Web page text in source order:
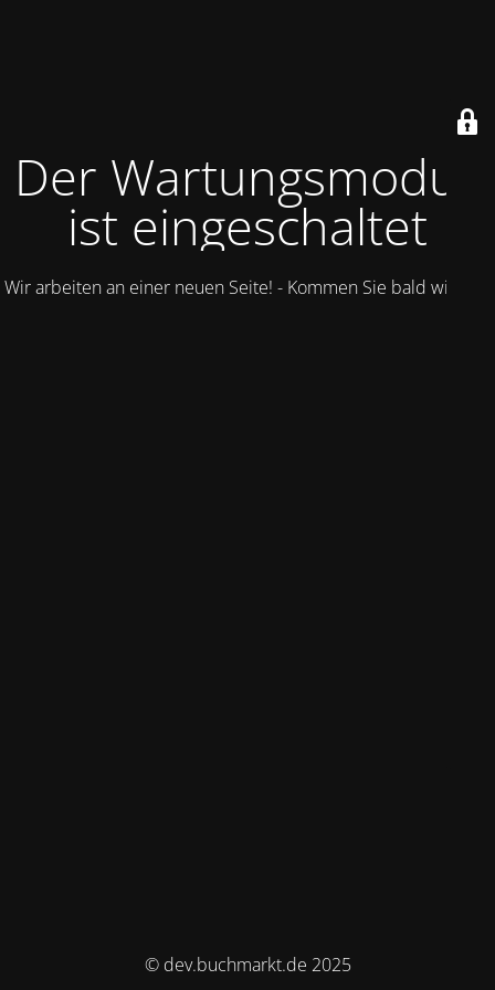
Der Wartungsmodus
ist eingeschaltet
Wir arbeiten an einer neuen Seite! - Kommen Sie bald wieder.
© dev.buchmarkt.de 2025